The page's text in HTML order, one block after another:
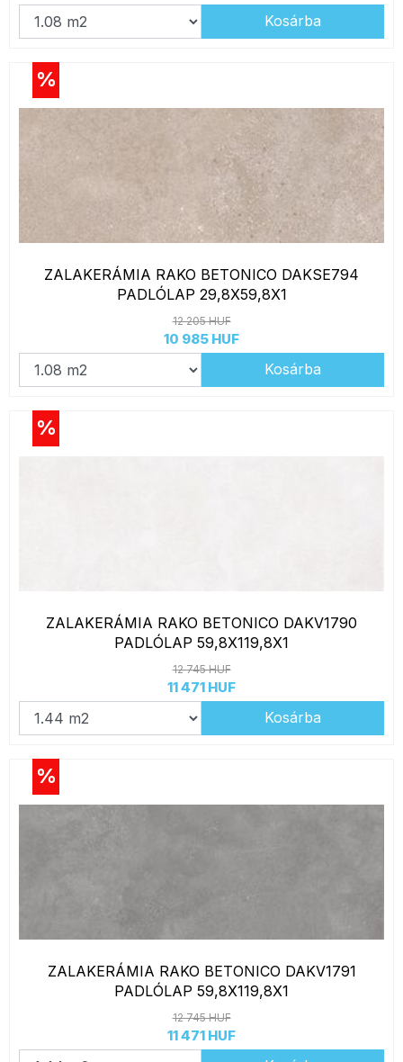
Kosárba
%
ZALAKERÁMIA RAKO BETONICO DAKSE794
PADLÓLAP 29,8X59,8X1
12 205 HUF
10 985 HUF
Kosárba
%
ZALAKERÁMIA RAKO BETONICO DAKV1790
PADLÓLAP 59,8X119,8X1
12 745 HUF
11 471 HUF
Kosárba
%
ZALAKERÁMIA RAKO BETONICO DAKV1791
PADLÓLAP 59,8X119,8X1
12 745 HUF
11 471 HUF